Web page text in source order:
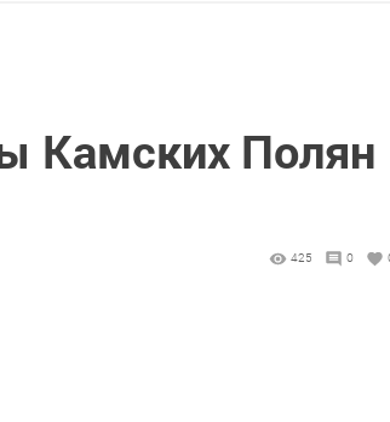
Камских Полян
425 0